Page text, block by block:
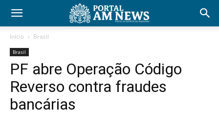
Início Brasil
Brasil
PF abre Operação Código
Reverso contra fraudes
bancárias